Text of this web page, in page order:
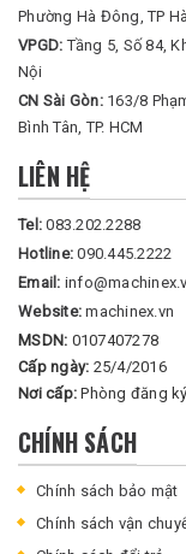
Phường Hà Đông, TP
VPGD:Tầng 5, Số 84,
Nội
CN Sài Gòn: 163/8
Bình Tân, TP. HCM
LIÊN HỆ
Tel:083.202.2288
Hotline:090.445.2222
Email:
Website:machinex.vn
MSDN: 0107407278
Cấp ngày: 25/4/2016
Nơi cấp:Phòng đăng
CHÍNH SÁCH
Chính sách bảo mật
Chính sách vận